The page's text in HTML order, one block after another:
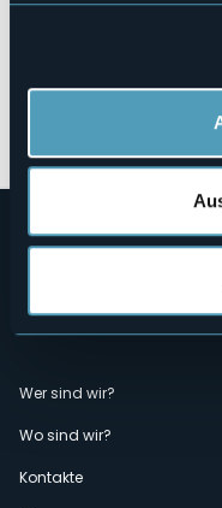
Öffnen Sie die
Menù
Wer sind wir?
Wo sind wir?
Kontakte